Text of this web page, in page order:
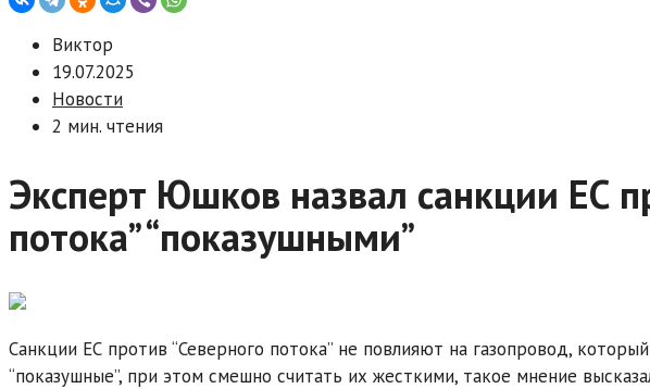
Виктор
19.07.2025
Новости
2 мин. чтения
Эксперт Юшков назвал санкции ЕС
потока” “показушными”
Санкции ЕС против “Северного потока” не повлияют на газопровод,
“показушные”, при этом смешно считать их жесткими, такое мнение